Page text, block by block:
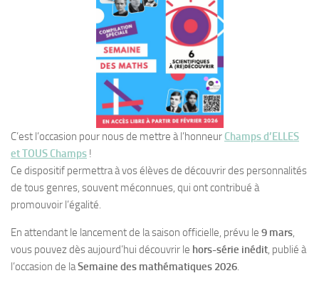
C’est l’occasion pour nous de mettre à l’honneur Champs d’ELLES
et TOUS Champs !
Ce dispositif permettra à vos élèves de découvrir des personnalités
de tous genres, souvent méconnues, qui ont contribué à
promouvoir l’égalité.
En attendant le lancement de la saison officielle, prévu le 9 mars,
vous pouvez dès aujourd’hui découvrir le hors-série inédit, publié à
l’occasion de laSemaine des mathématiques 2026.